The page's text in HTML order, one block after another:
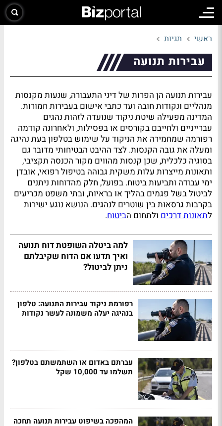
ראשי תגיות
עבירות תנועה
עבירות תנועה הן הפרות של דיני התעבורה, שנעות מקנסות
מנהליים ונקודות חובה ועד כתבי אישום בעבירות חמורות.
המדינה מפעילה שיטת ניקוד שנועדה לזהות נהגים
עברייניים ולחייבם בקורסים או בפסילות, ולאחרונה קודמה
רפורמה שמחמירה את הניקוד על שימוש בטלפון בעת נהיגה
ומעלה את גובה הקנסות. לצד ההיבט הבטיחותי מדובר גם
בסוגיה כלכלית, שכן קנסות מהווים מקור הכנסה תקציבי,
ותאונות מייצרות עלות משקית גבוהה בטיפול רפואי, אובדן
ימי עבודה ותביעות ביטוח. בפועל, חלק מהדוחות ניתנים
לביטול בשל פגמים בהליך או בראיות, ובתי משפט מכריעים
בקרבות גרסאות בין שוטרים לנהגים. הנושא נוגע ישירות
לתאונות דרכים ולתחום הביטוח.
למה ביטלה השופטת דוח תנועה
ואיך תדעו אם הדוח שקיבלתם
ניתן לביטול?
רפורמת ניקוד עבירות התנועה: טלפון
בנהיגה יעלה משמונה לעשר נקודות
עברתם באדום או השתמשתם בטלפון?
תשלמו עד 10,000 שקל
המהפכה בשיפוט עבירות תנועה תחכה